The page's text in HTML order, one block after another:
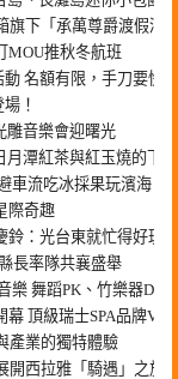
旗下「承萬尊爵渡假酒
MOU推秋冬航班
名額有限，手刀要快！
！
雕音樂會迎曙光
月潭紅茶與紅玉燒的下
車流吃冰採果玩濱海
際奇趣
鈴：光台東就忙得好玩了
長率隊共襄盛舉
樂 舞蹈PK、竹樂器
幕 頂級瑞士SPA品牌
產業的獨特體驗
西拉雅「騎遇」之旅